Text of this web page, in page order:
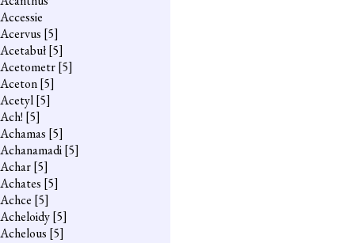
Accessie
Acervus [5]
Acetabuł[5]
Acetometr[5]
Aceton[5]
Acetyl[5]
Ach! [5]
Achamas [5]
Achanamadi[5]
Achar[5]
Achates [5]
Achce [5]
Acheloidy[5]
Achelous [5]